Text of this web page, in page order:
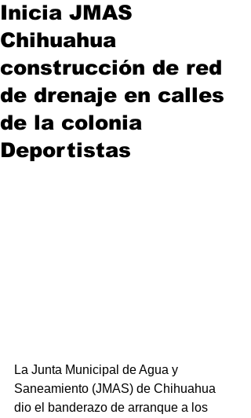
Inicia JMAS
Chihuahua
construcción de red
de drenaje en calles
de la colonia
Deportistas
La Junta Municipal de Agua y
Saneamiento (JMAS) de Chihuahua
dio el banderazo de arranque a los